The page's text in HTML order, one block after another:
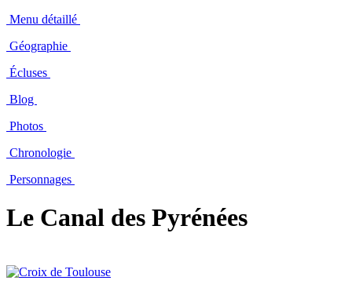
Menu détaillé
Géographie
Écluses
Blog
Photos
Chronologie
Personnages
Le Canal des Pyrénées